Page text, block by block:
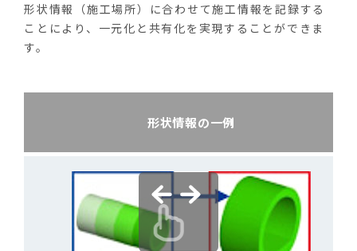
形状情報（施工場所）に合わせて施工情報を記録する
ことにより、一元化と共有化を実現することができま
す。
形状情報の一例